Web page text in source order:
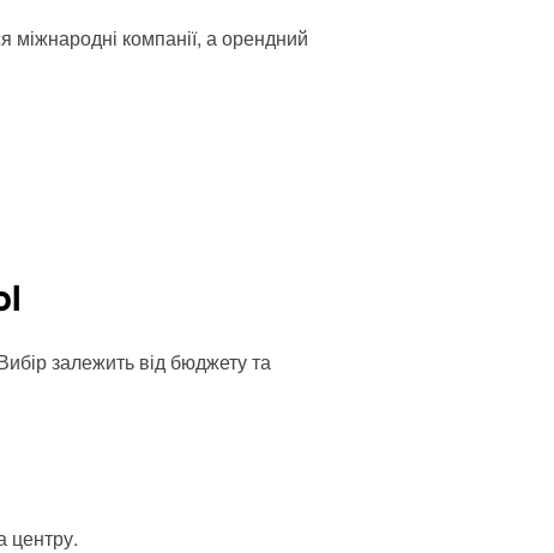
міжнародні компанії, а орендний
залежить від бюджету та
центру.